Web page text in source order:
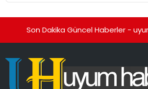
Son Dakika Güncel Haberler -